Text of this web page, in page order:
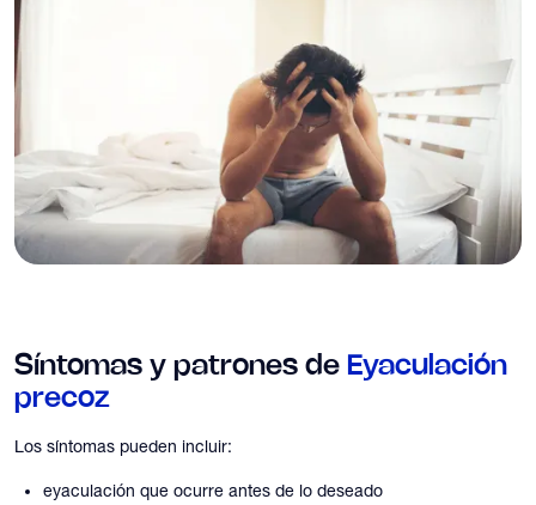
Síntomas y patrones de Eyaculación
precoz
Los síntomas pueden incluir:
eyaculación que ocurre antes de lo deseado